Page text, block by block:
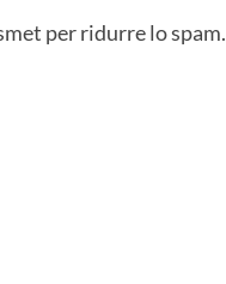
per ridurre lo spam.